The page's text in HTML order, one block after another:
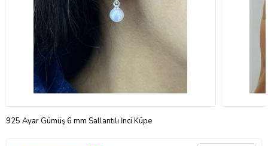
925 Ayar Gümüş 6 mm Sallantılı İnci Küpe